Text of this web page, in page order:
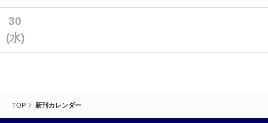
TOP 新刊カレンダー
30
(水)